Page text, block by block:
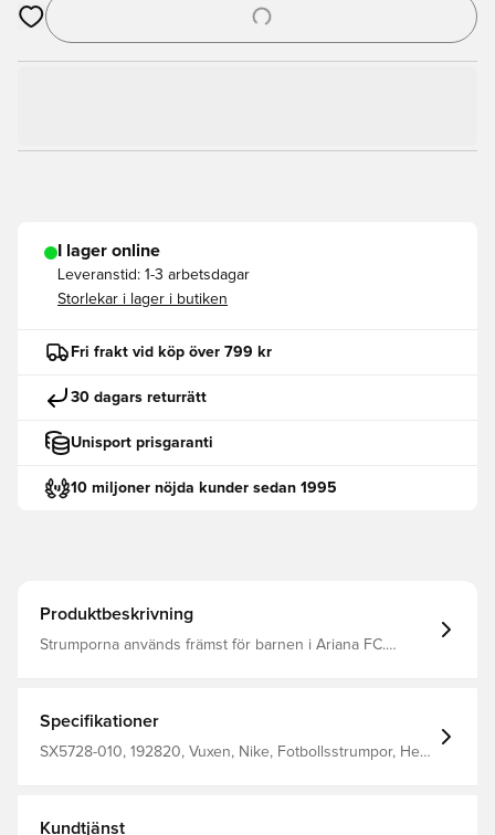
Öppnar en Modal för att logga in eller registrera dig som
I lager online
Leveranstid: 1-3 arbetsdagar
Storlekar i lager i butiken
Fri frakt vid köp över 799 kr
30 dagars returrätt
Unisport prisgaranti
10 miljoner nöjda kunder sedan 1995
Produktbeskrivning
Strumporna används främst för barnen i Ariana FC.
Specifikationer
SX5728-010, 192820, Vuxen, Nike, Fotbollsstrumpor, Herr,
Kundtjänst